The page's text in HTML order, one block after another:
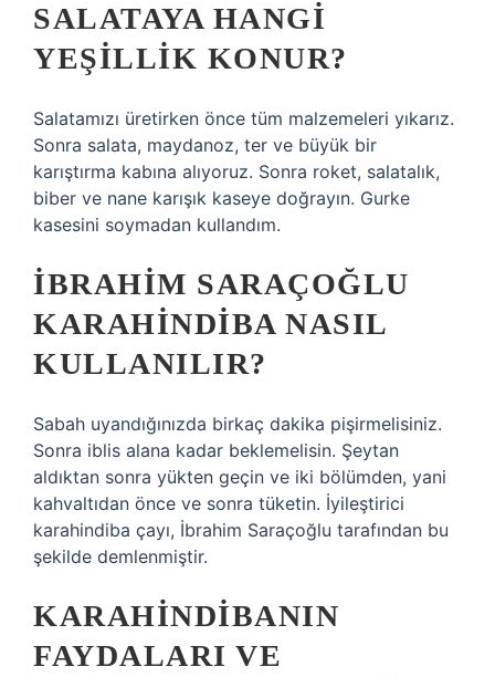
SALATAYA HANGI
YEŞILLIK KONUR?
Salatamızı üretirken önce tüm malzemeleri yıkarız.
Sonra salata, maydanoz, ter ve büyük bir
karıştırma kabına alıyoruz. Sonra roket, salatalık,
biber ve nane karışık kaseye doğrayın. Gurke
kasesini soymadan kullandım.
İBRAHIM SARAÇOĞLU
KARAHINDIBA NASIL
KULLANILIR?
Sabah uyandığınızda birkaç dakika pişirmelisiniz.
Sonra iblis alana kadar beklemelisin. Şeytan
aldıktan sonra yükten geçin ve iki bölümden, yani
kahvaltıdan önce ve sonra tüketin. İyileştirici
karahindiba çayı, İbrahim Saraçoğlu tarafından bu
şekilde demlenmiştir.
KARAHINDIBANIN
FAYDALARI VE